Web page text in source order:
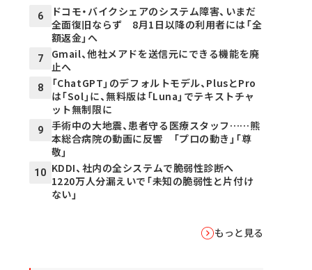
6
ドコモ・バイクシェアのシステム障害、いまだ
全面復旧ならず 8月1日以降の利用者には「全
額返金」へ
7
Gmail、他社メアドを送信元にできる機能を廃
止へ
8
「ChatGPT」のデフォルトモデル、PlusとPro
は「Sol」に、無料版は「Luna」でテキストチャ
ット無制限に
9
手術中の大地震、患者守る医療スタッフ……熊
本総合病院の動画に反響 「プロの動き」「尊
敬」
10 KDDI、社内の全システムで脆弱性診断へ
1220万人分漏えいで「未知の脆弱性と片付け
ない」
もっと見る